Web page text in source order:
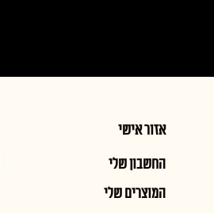
אזור אישי
החשבון שלי
המוצרים שלי